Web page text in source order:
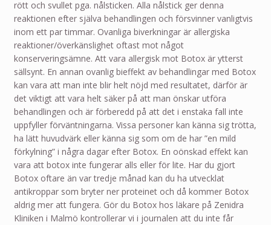
rött och svullet pga. nålsticken. Alla nålstick ger denna
reaktionen efter själva behandlingen och försvinner vanligtvis
inom ett par timmar. Ovanliga biverkningar är allergiska
reaktioner/överkänslighet oftast mot något
konserveringsämne. Att vara allergisk mot Botox är ytterst
sällsynt. En annan ovanlig bieffekt av behandlingar med Botox
kan vara att man inte blir helt nöjd med resultatet, därför är
det viktigt att vara helt säker på att man önskar utföra
behandlingen och är förberedd på att det i enstaka fall inte
uppfyller förväntningarna. Vissa personer kan känna sig trötta,
ha lätt huvudvärk eller känna sig som om de har ”en mild
förkylning” i några dagar efter Botox. En oönskad effekt kan
vara att botox inte fungerar alls eller för lite. Har du gjort
Botox oftare än var tredje månad kan du ha utvecklat
antikroppar som bryter ner proteinet och då kommer Botox
aldrig mer att fungera. Gör du Botox hos läkare på Zenidra
Kliniken i Malmö kontrollerar vi i journalen att du inte får